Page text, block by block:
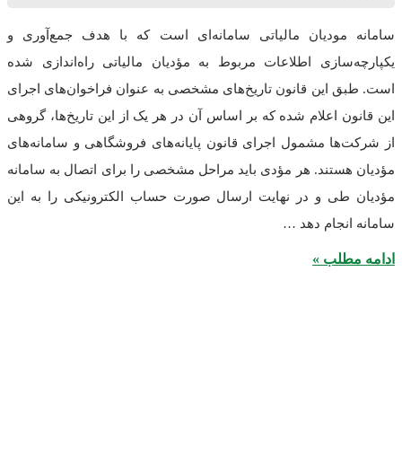
مودیان مالیاتی سامانه‌ای است که با هدف جمع‌آوری و
اطلاعات مربوط به مؤدیان مالیاتی راه‌اندازی شده
این قانون تاریخ‌های مشخصی به عنوان فراخوان‌های اجرای
اعلام شده که بر اساس آن در هر یک از این تاریخ‌ها، گروهی
مشمول اجرای قانون پایانه‌های فروشگاهی و سامانه‌های
هر مؤدی باید مراحل مشخصی را برای اتصال به سامانه
و در نهایت ارسال صورت حساب الکترونیکی را به این
دهد …
»